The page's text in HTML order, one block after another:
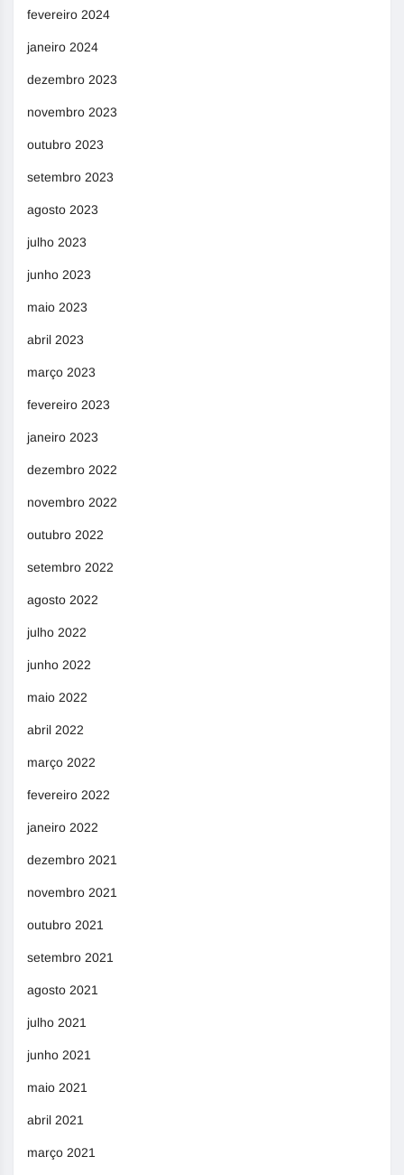
fevereiro 2024
janeiro 2024
dezembro 2023
novembro 2023
outubro 2023
setembro 2023
agosto 2023
julho 2023
junho 2023
maio 2023
abril 2023
março 2023
fevereiro 2023
janeiro 2023
dezembro 2022
novembro 2022
outubro 2022
setembro 2022
agosto 2022
julho 2022
junho 2022
maio 2022
abril 2022
março 2022
fevereiro 2022
janeiro 2022
dezembro 2021
novembro 2021
outubro 2021
setembro 2021
agosto 2021
julho 2021
junho 2021
maio 2021
abril 2021
março 2021